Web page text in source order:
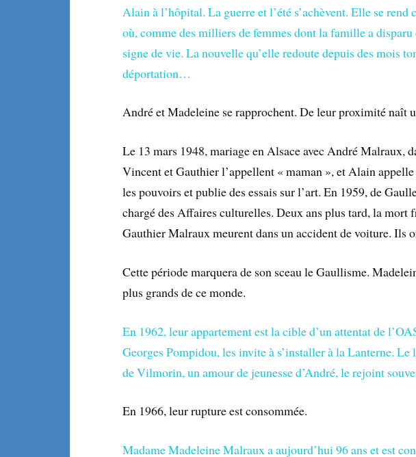
Alain à l’hôpital. La guerre et l’été s’achèvent. Elle se
où, comme des milliers de femmes dont la famille a disparu
signe de vie. La nouvelle qu’elle redoute depuis des mois
déportation…
André et Madeleine se rapprochent. De leur proximité naît
Le 13 mars 1948, mariage en Alsace avec André Malraux,
Vincent et Gauthier l’appellent « maman », et Alain
les pouvoirs et publie des essais sur l’art. En 1959, de
chargé des Affaires culturelles. Deux ans plus tard, la mort
Gauthier Malraux meurent dans un accident de voiture. Ils
Cette période marquera de son sceau le Gaullisme.
plus grands de ce monde.
En 1962, leur appartement est la cible d’un attentat de
Georges Pompidou, les invite à s’installer à la ­Lanterne.
de Vilmorin, un amour de jeunesse d’André, le rejoint
En 1966, leur rupture est consommée.
Madame Madeleine Malraux a aujourd’hui 96 ans et est